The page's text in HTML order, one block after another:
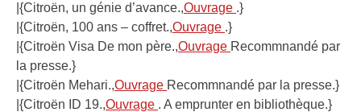
|{Citroën, un génie d’avance.,Ouvrage .}
|{Citroën, 100 ans – coffret.,Ouvrage .}
|{Citroën Visa De mon père.,Ouvrage Recommnandé par
la presse.}
|{Citroën Mehari.,Ouvrage Recommnandé par la presse.}
|{Citroën ID 19.,Ouvrage . A emprunter en bibliothèque.}